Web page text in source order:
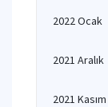
2022 Ocak
2021 Aralık
2021 Kasım